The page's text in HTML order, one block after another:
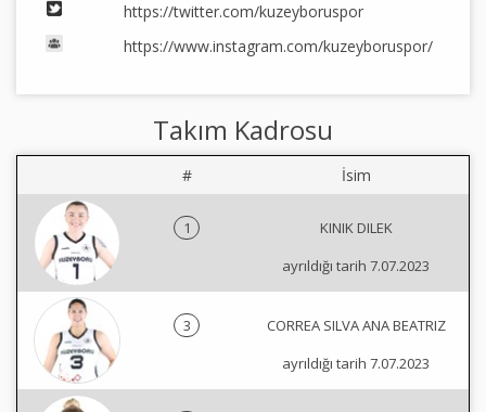
https://twitter.com/kuzeyboruspor
https://www.instagram.com/kuzeyboruspor/
Takım Kadrosu
# İsim
1
KINIK DILEK
ayrıldığı tarih 7.07.2023
3
CORREA SILVA ANA BEATRIZ
ayrıldığı tarih 7.07.2023